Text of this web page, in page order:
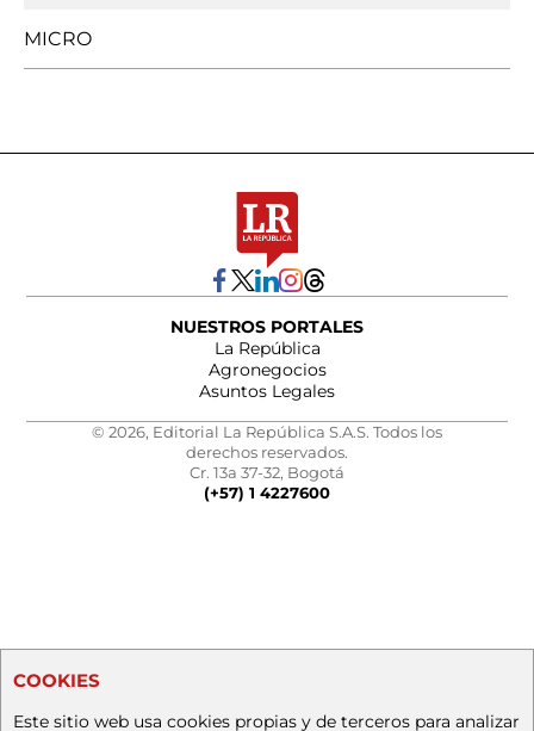
MICRO
NUESTROS PORTALES
La República
Agronegocios
Asuntos Legales
© 2026, Editorial La República S.A.S. Todos los
derechos reservados.
Cr. 13a 37-32, Bogotá
(+57) 1 4227600
COOKIES
Este sitio web usa cookies propias y de terceros para analizar